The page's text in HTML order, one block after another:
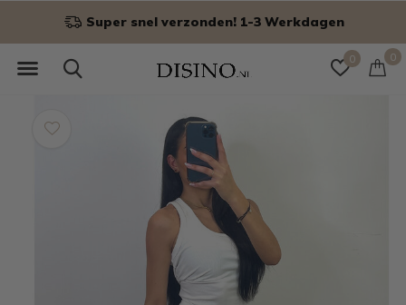
0 0
Niet goed? Geld terug!